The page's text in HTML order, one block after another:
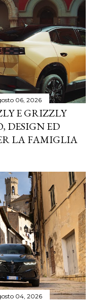
06, 2026
E GRIZZLY
DESIGN ED
LA FAMIGLIA
04, 2026